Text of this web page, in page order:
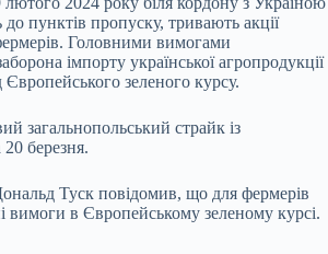
до пунктів пропуску, тривають акції
Головними вимогами
імпорту української агропродукції
зеленого курсу.
загальнопольський страйк із
березня.
Туск повідомив, що для фермерів
вимоги в Європейському зеленому курсі.